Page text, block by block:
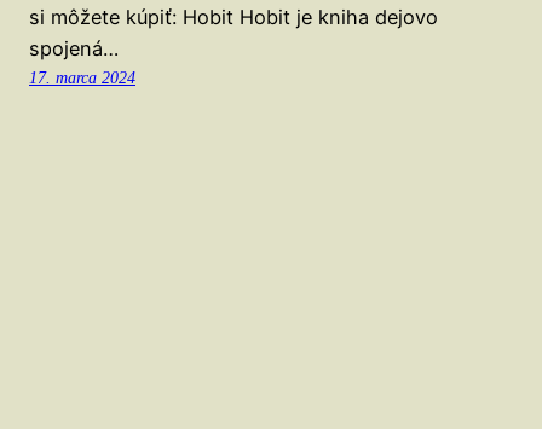
si môžete kúpiť: Hobit Hobit je kniha dejovo
spojená…
17. marca 2024